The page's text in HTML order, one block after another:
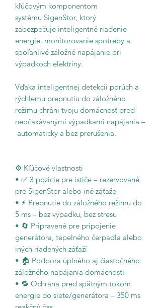
kľúčovým komponentom
systému SigenStor, ktorý
zabezpečuje inteligentné riadenie
energie, monitorovanie spotreby a
spoľahlivé záložné napájanie pri
výpadkoch elektriny.
Vďaka inteligentnej detekcii porúch a
rýchlemu prepnutiu do záložného
režimu chráni tvoju domácnosť pred
neočakávanými výpadkami napájania –
automaticky a bez prerušenia.
⚙️ Kľúčové vlastnosti
• ✅ 3 pozície pre ističe – rezervované
pre SigenStor alebo iné záťaže
• ⚡ Prepnutie do záložného režimu do
5 ms – bez výpadku, bez stresu
• 🔄 Pripravené pre pripojenie
generátora, tepelného čerpadla alebo
iných riadených záťaží
• 🏠 Podpora úplného aj čiastočného
záložného napájania domácnosti
• 🔁 Ochrana pred spätným tokom
energie do siete/generátora – 350 ms